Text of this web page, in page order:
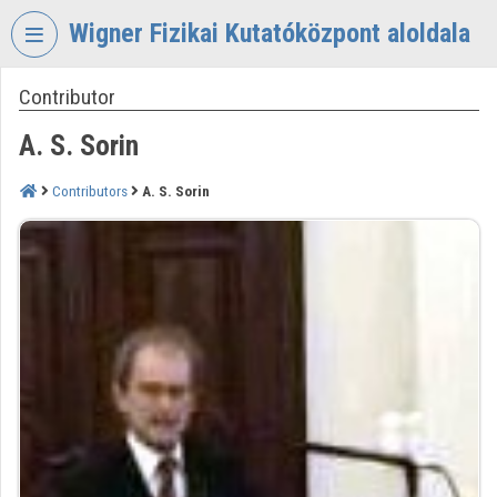
Skip header
Wigner Fizikai Kutatóközpont aloldala
VIDEO
WIGNER
FIZIKAI
Organization home
Organization discovery
Organization playlists
Contributor
A. S. Sorin
Contributors A. S. Sorin